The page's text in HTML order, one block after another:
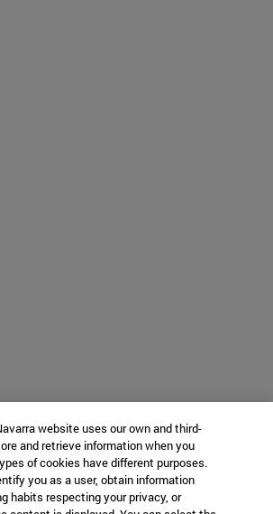
website uses our own and third-
and retrieve information when you
of cookies have different purposes.
you as a user, obtain information
habits respecting your privacy, or